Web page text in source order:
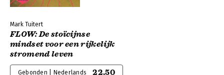
Mark Tuitert
FLOW: De stoïcijnse
mindset voor een rijkelijk
stromend leven
Gebonden | Nederlands 22,50